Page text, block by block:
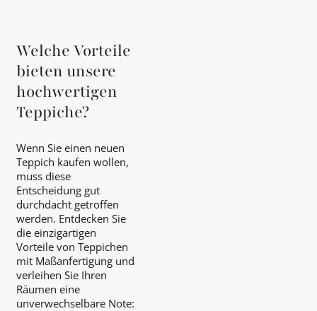
Welche Vorteile
bieten unsere
hochwertigen
Teppiche?
Wenn Sie einen neuen
Teppich kaufen wollen,
muss diese
Entscheidung gut
durchdacht getroffen
werden. Entdecken Sie
die einzigartigen
Vorteile von Teppichen
mit Maßanfertigung und
verleihen Sie Ihren
Räumen eine
unverwechselbare Note: